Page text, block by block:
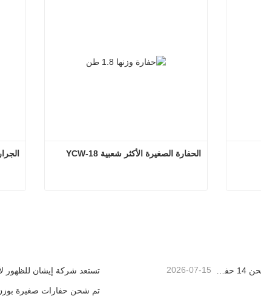
الحفارة الصغيرة الأكثر شعبية YCW-18
تسليم فعال، شاهد على الجودة: تم شحن 14 حفارة صغيرة بوزن 1.8 طن بنجاح! 2026-07-15